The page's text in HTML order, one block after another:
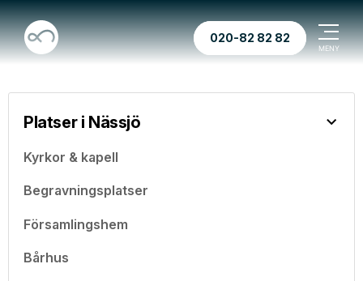
020-82 82 82
Platser i Nässjö
Kyrkor & kapell
Begravningsplatser
Församlingshem
Bårhus